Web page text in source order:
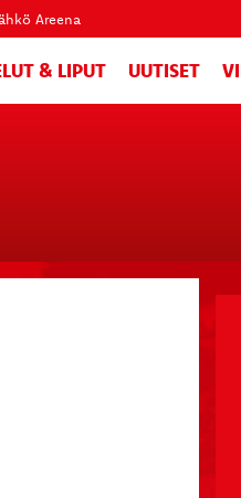
Areena
& LIPUT UUTISET